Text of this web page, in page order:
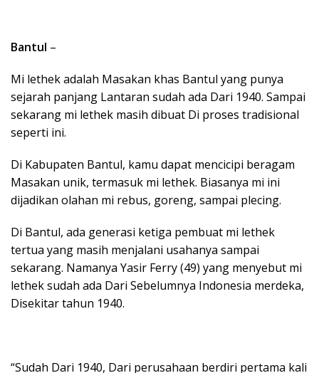
Bantul –
Mi lethek adalah Masakan khas Bantul yang punya
sejarah panjang Lantaran sudah ada Dari 1940. Sampai
sekarang mi lethek masih dibuat Di proses tradisional
seperti ini.
Di Kabupaten Bantul, kamu dapat mencicipi beragam
Masakan unik, termasuk mi lethek. Biasanya mi ini
dijadikan olahan mi rebus, goreng, sampai plecing.
Di Bantul, ada generasi ketiga pembuat mi lethek
tertua yang masih menjalani usahanya sampai
sekarang. Namanya Yasir Ferry (49) yang menyebut mi
lethek sudah ada Dari Sebelumnya Indonesia merdeka,
Disekitar tahun 1940.
“Sudah Dari 1940, Dari perusahaan berdiri pertama kali